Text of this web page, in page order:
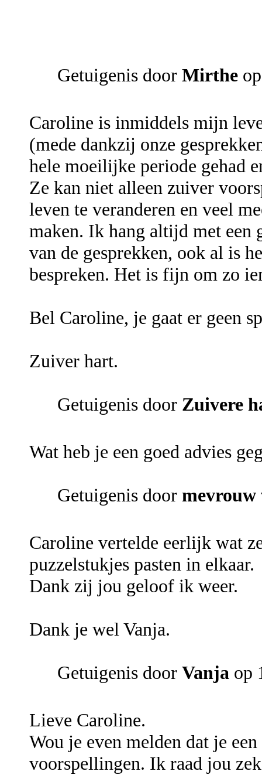
Getuigenis door Mirthe
Caroline is inmiddels mijn
(mede dankzij onze
hele moeilijke periode gehad
Ze kan niet alleen zuiver
leven te veranderen en veel
maken. Ik hang altijd met
van de gesprekken, ook al is
bespreken. Het is fijn om zo
Bel Caroline, je gaat er geen
Zuiver hart.
Getuigenis door Zuivere
Wat heb je een goed advies
Getuigenis door mevrouw
Caroline vertelde eerlijk wat
puzzelstukjes pasten in elkaar.
Dank zij jou geloof ik weer.
Dank je wel Vanja.
Getuigenis door Vanja op
Lieve Caroline.
Wou je even melden dat je
voorspellingen. Ik raad jou